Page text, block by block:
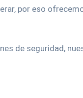
por eso
de seguridad,